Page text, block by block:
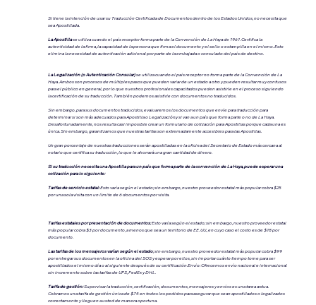
Si tiene la intención de usar su Traducción Certificada de Documentos dentro de los Estados Unidos, no necesita que
sea Apostillada.
La Apostillase utiliza cuando el país receptor forma parte de la Convención de La Haya de 1961. Certifica la
autenticidad de la firma, la capacidad de la persona que firma el documento y el sello o estampilla en el mismo. Esto
elimina la necesidad de autenticación adicional por parte de la embajada o consulado del país de destino.
La Legalización (o Autenticación Consular)se utiliza cuando el país receptor no forma parte de la Convención de La
Haya.Ambos son procesos de múltiples pasos que pueden variar de un estado a otro y pueden resultar muy confusos
para el público en general, por lo que nuestros profesionales capacitados pueden asistirle en el proceso siguiendo
la certificación de su traducción. También podemos asistirle con documentos no traducidos.
Sin embargo, para sus documentos traducidos, evaluaremos los documentos que envíe para traducción para
determinar si son más adecuados para Apostilla o Legalización.y si van a un país que forma parte o no de La Haya.
Desafortunadamente, nos resulta casi imposible crear un formulario de cotización para Apostillas porque cada una es
única. Sin embargo, garantizamos que nuestras tarifas son extremadamente accesibles para las Apostillas.
Un gran porcentaje de nuestras traducciones serán apostilladas en la oficina del Secretario de Estado más cercana al
notario que certifica su traducción, lo que le ahorrará una gran cantidad de dinero.
Si su traducción necesita una Apostilla para un país que forma parte de la convención de La Haya, puede esperar una
cotización para lo siguiente:
Tarifas de servicio estatal:Esto varía según el estado; sin embargo, nuestro proveedor estatal más popular cobra $25
por una sola visita con un límite de 6 documentos por visita.
Tarifas estatales por presentación de documentos:Esto varía según el estado; sin embargo, nuestro proveedor estatal
más popular cobra $3 por documento, a menos que sea un territorio de EE. UU., en cuyo caso el costo es de $18 por
documento.
Las tarifas de los mensajeros varían según el estado; sin embargo, nuestro proveedor estatal más popular cobra $99
por entregar sus documentos en la oficina del SOS y esperar por ellos, sin importar cuánto tiempo tome para ser
apostillados el mismo día o al siguiente después de su certificación.Envío: Ofrecemos envío nacional e internacional
sin incremento sobre las tarifas de UPS, FedEx y DHL.
Tarifa de gestión:Supervisar la traducción, certificación, documentos, mensajeros y envíos es una tarea ardua.
Cobramos una tarifa de gestión única de $75 en todos los pedidos para asegurar que sean apostillados o legalizados
correctamente y lleguen a usted de manera oportuna.